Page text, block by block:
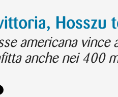
Hosszu
americana
anche nei 400